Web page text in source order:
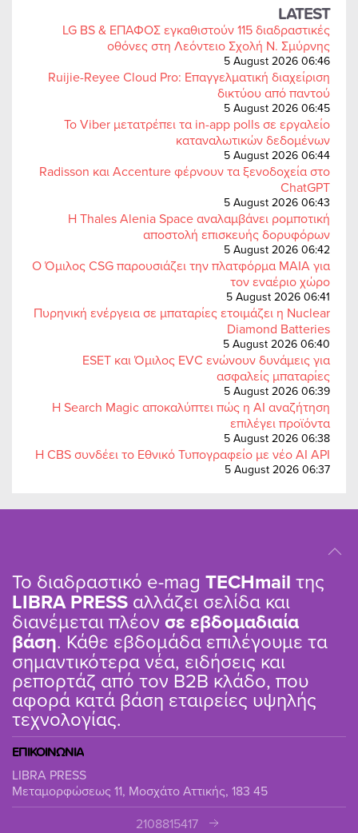
LATEST
LG BS & ΕΠΑΦΟΣ εγκαθιστούν 115 διαδραστικές
οθόνες στη Λεόντειο Σχολή Ν. Σμύρνης
5 August 2026 06:46
Ruijie-Reyee Cloud Pro: Επαγγελματική διαχείριση
δικτύου από παντού
5 August 2026 06:45
Το Viber μετατρέπει τα in-app polls σε εργαλείο
καταναλωτικών δεδομένων
5 August 2026 06:44
Radisson και Accenture φέρνουν τα ξενοδοχεία στο
ChatGPT
5 August 2026 06:43
Η Thales Alenia Space αναλαμβάνει ρομποτική
αποστολή επισκευής δορυφόρων
5 August 2026 06:42
Ο Όμιλος CSG παρουσιάζει την πλατφόρμα MAIA για
τον εναέριο χώρο
5 August 2026 06:41
Πυρηνική ενέργεια σε μπαταρίες ετοιμάζει η Nuclear
Diamond Batteries
5 August 2026 06:40
ESET και Όμιλος EVC ενώνουν δυνάμεις για
ασφαλείς μπαταρίες
5 August 2026 06:39
Η Search Magic αποκαλύπτει πώς η AI αναζήτηση
επιλέγει προϊόντα
5 August 2026 06:38
Η CBS συνδέει το Εθνικό Τυπογραφείο με νέο AI API
5 August 2026 06:37
Το διαδραστικό e-mag TΕCHmail της
LIBRA PRESS αλλάζει σελίδα και
διανέμεται πλέον σε εβδομαδιαία
βάση. Κάθε εβδομάδα επιλέγουμε τα
σημαντικότερα νέα, ειδήσεις και
ρεπορτάζ από τον B2B κλάδο, που
αφορά κατά βάση εταιρείες υψηλής
τεχνολογίας.
ΕΠΙΚΟΙΝΩΝΙΑ
LIBRA PRESS
Μεταμορφώσεως 11, Μοσχάτο Αττικής, 183 45
2108815417